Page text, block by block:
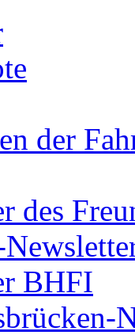
der
des
BHFI